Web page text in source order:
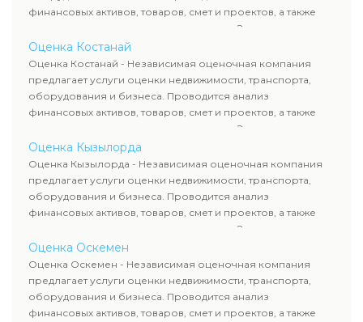
финансовых активов, товаров, смет и проектов, а также
оценка животных и недропользования. Эксперты
определяют рыночную стоимость имущества и
рассчитывают ущерб. Все отчеты соответствуют
требованиям законодательства и используются для
сделок, кредитования и судебных процессов.
Оценка Костанай
Оценка Костанай - Независимая оценочная компания
предлагает услуги оценки недвижимости, транспорта,
оборудования и бизнеса. Проводится анализ
финансовых активов, товаров, смет и проектов, а также
оценка животных и недропользования. Эксперты
определяют рыночную стоимость имущества и
рассчитывают ущерб. Все отчеты соответствуют
требованиям законодательства и используются для
сделок, кредитования и судебных процессов.
Оценка Кызылорда
Оценка Кызылорда - Независимая оценочная компания
предлагает услуги оценки недвижимости, транспорта,
оборудования и бизнеса. Проводится анализ
финансовых активов, товаров, смет и проектов, а также
оценка животных и недропользования. Эксперты
определяют рыночную стоимость имущества и
рассчитывают ущерб. Все отчеты соответствуют
требованиям законодательства и используются для
сделок, кредитования и судебных процессов.
Оценка Оскемен
Оценка Оскемен - Независимая оценочная компания
предлагает услуги оценки недвижимости, транспорта,
оборудования и бизнеса. Проводится анализ
финансовых активов, товаров, смет и проектов, а также